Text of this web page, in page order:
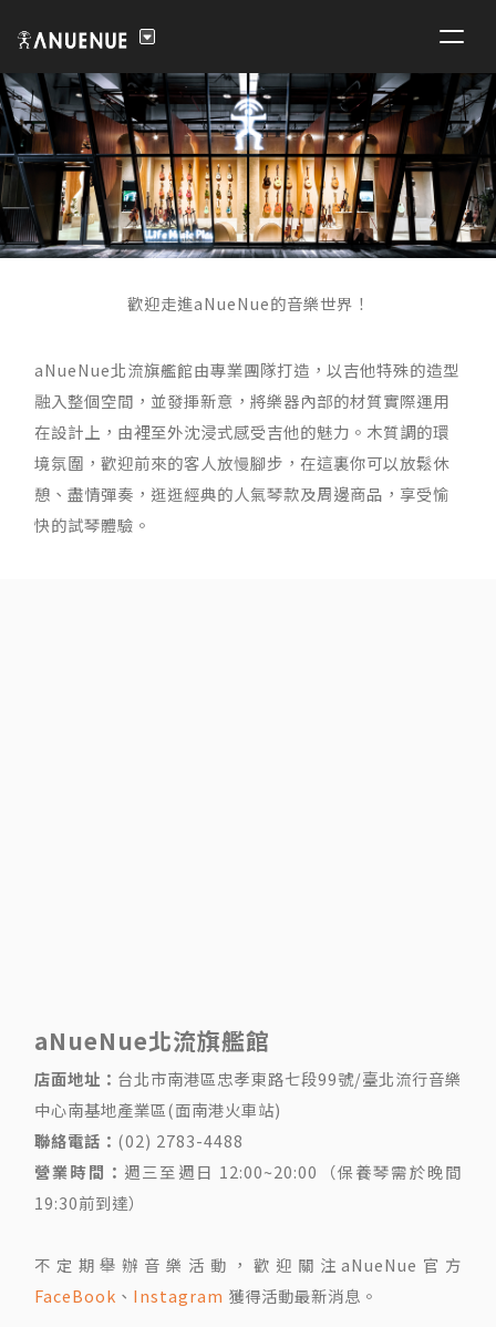
歡迎走進aNueNue的音樂世界！
aNueNue北流旗艦館由專業團隊打造，以吉他特殊的造型
融入整個空間，並發揮新意，將樂器內部的材質實際運用
在設計上，由裡至外沈浸式感受吉他的魅力。木質調的環
境氛圍，歡迎前來的客人放慢腳步，在這裏你可以放鬆休
憩、盡情彈奏，逛逛經典的人氣琴款及周邊商品，享受愉
快的試琴體驗。
aNueNue北流旗艦館
店面地址： 台北市南港區忠孝東路七段99號/臺北流行音樂
中心南基地產業區(面南港火車站)
聯絡電話： (02) 2783-4488
營業時間： 週三至週日 12:00~20:00（保養琴需於晚間
19:30前到達）
不定期舉辦音樂活動，歡迎關注aNueNue官方
FaceBook 、 Instagram 獲得活動最新消息。